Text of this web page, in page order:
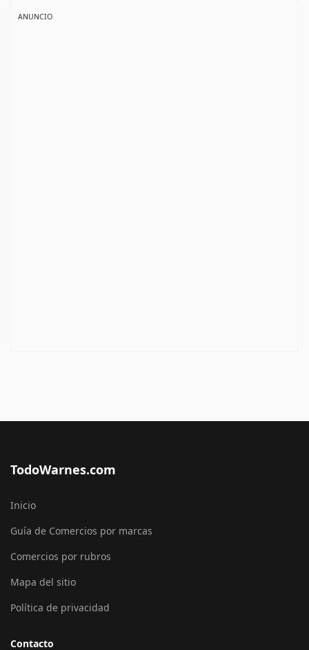
ANUNCIO
TodoWarnes.com
Inicio
Guía de Comercios por marcas
Comercios por rubros
Mapa del sitio
Política de privacidad
Contacto